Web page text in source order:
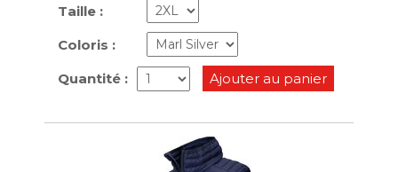
Taille :
Coloris :
Quantité : Ajouter au panier